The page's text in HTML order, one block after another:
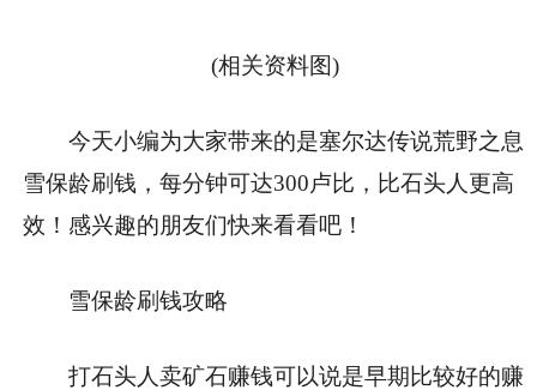
(相关资料图)
今天小编为大家带来的是塞尔达传说荒野之息
雪保龄刷钱，每分钟可达300卢比，比石头人更高
效！感兴趣的朋友们快来看看吧！
雪保龄刷钱攻略
打石头人卖矿石赚钱可以说是早期比较好的赚